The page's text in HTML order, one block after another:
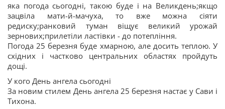
яка погода сьогодні, такою буде і на Великдень;якщо
зацвіла мати-й-мачуха, то вже можна сіяти
редиску;ранковий туман віщує великий урожай
зернових;прилетіли ластівки - до потепління.
Погода 25 березня буде хмарною, але досить теплою. У
східних і частково центральних областях пройдуть
дощі.
У кого День ангела сьогодні
За новим стилем День ангела 25 березня настає у Сави і
Тихона.